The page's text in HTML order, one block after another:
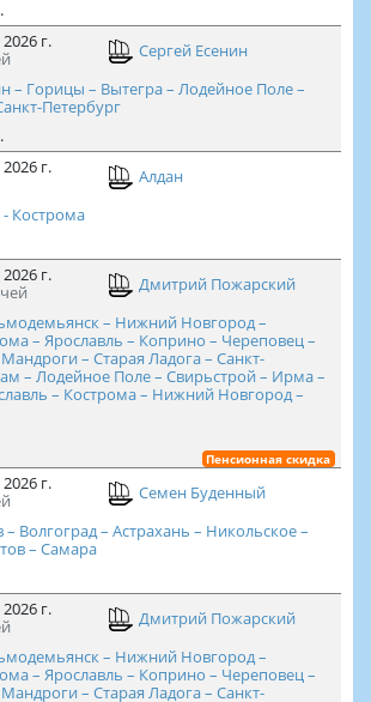
г.
Сергей Есенин
Горицы – Вытегра – Лодейное Поле –
Петербург
г.
Алдан
Кострома
г.
Дмитрий Пожарский
– Нижний Новгород –
– Ярославль – Коприно – Череповец –
– Старая Ладога – Санкт-
– Лодейное Поле – Свирьстрой – Ирма –
– Кострома – Нижний Новгород –
Пенсионная скидка
г.
Семен Буденный
Волгоград – Астрахань – Никольское –
– Самара
г.
Дмитрий Пожарский
– Нижний Новгород –
– Ярославль – Коприно – Череповец –
– Старая Ладога – Санкт-